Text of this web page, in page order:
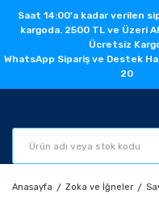
Saat 14:00'a kadar verilen
kargoda. 2500 TL ve Üzeri
Ücretsiz
WhatsApp Sipariş ve Destek
20
Anasayfa Zoka ve İğneler